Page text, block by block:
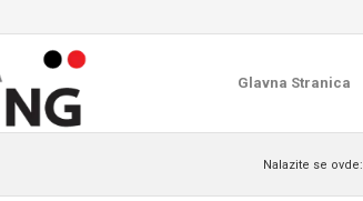
Glavna Stranica
Nalazite se ovde: